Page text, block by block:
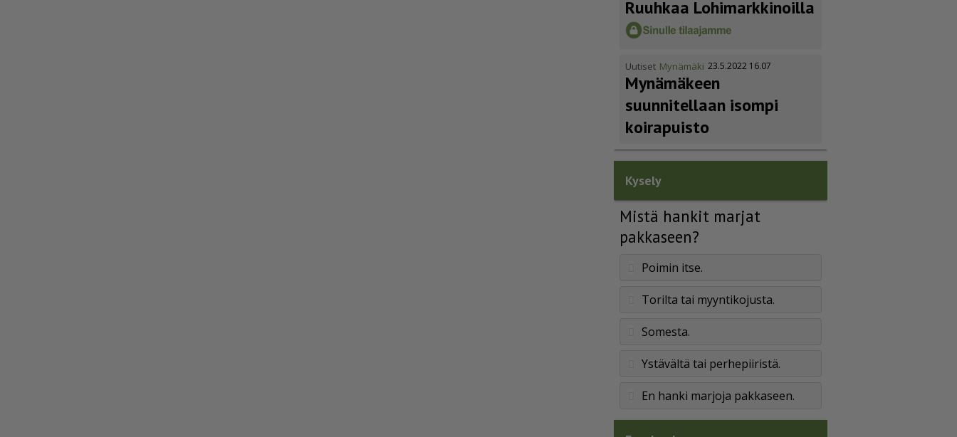
Ruuhkaa Lohimark­ki­noilla
Uutiset Mynämäki 23.5.2022 16.07
Mynämäkeen
suunnitellaan isompi
koirapuisto
Kysely
Mistä hankit marjat
pakkaseen?
Poimin itse.
Torilta tai myyntikojusta.
Somesta.
Ystävältä tai perhepiiristä.
En hanki marjoja pakkaseen.